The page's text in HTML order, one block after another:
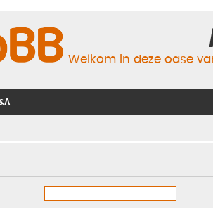
Welkom in deze oase